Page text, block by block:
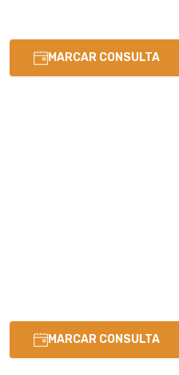
MARCAR CONSULTA
MARCAR CONSULTA